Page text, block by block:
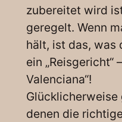
zubereitet wird
geregelt. Wenn
hält, ist das, was
ein „Reisgericht“
Valenciana“!
Glücklicherweise
denen die